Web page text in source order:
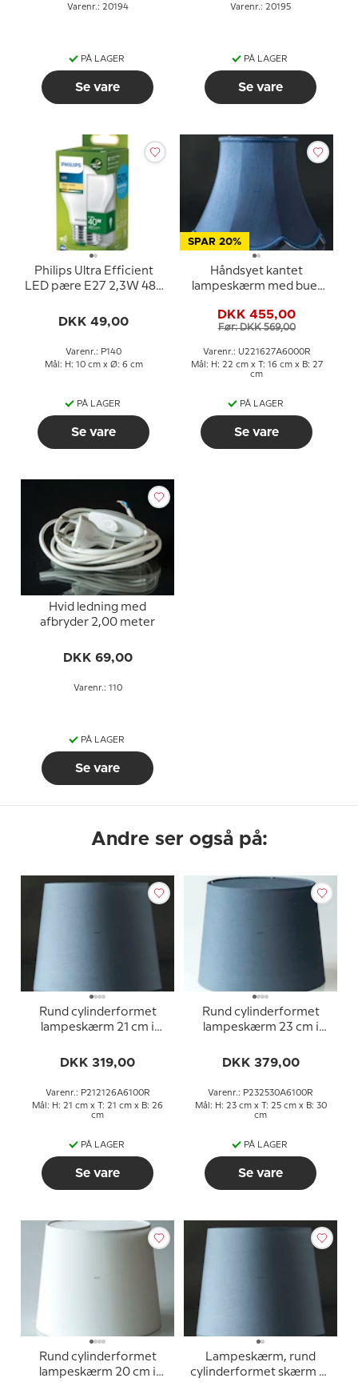
Varenr.: 20194
PÅ LAGER
Se vare
Varenr.: 20195
PÅ LAGER
Se vare
Philips Ultra Efficient
LED pære E27 2,3W 485
Varm Hvidt Lys 2700k
DKK 49,00
Varenr.: P140
Mål: H: 10 cm x Ø: 6 cm
PÅ LAGER
Se vare
SPAR 20%
Håndsyet kantet
lampeskærm med buer
blå silke stof
DKK 455,00
Før: DKK 569,00
Varenr.: U221627A6000R
Mål: H: 22 cm x T: 16 cm x B: 27
cm
PÅ LAGER
Se vare
Hvid ledning med
afbryder 2,00 meter
DKK 69,00
Varenr.: 110
PÅ LAGER
Se vare
Andre ser også på:
Rund cylinderformet
lampeskærm 21 cm i
DKK 319,00
Varenr.: P212126A6100R
Mål: H: 21 cm x T: 21 cm x B: 26
cm
PÅ LAGER
Se vare
Rund cylinderformet
lampeskærm 23 cm i
DKK 379,00
Varenr.: P232530A6100R
Mål: H: 23 cm x T: 25 cm x B: 30
cm
PÅ LAGER
Se vare
Rund cylinderformet
lampeskærm 20 cm i
Lampeskærm, rund
cylinderformet skærm 19